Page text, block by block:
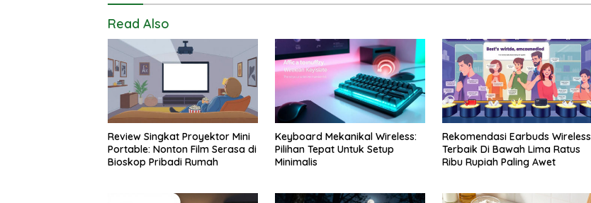
Read Also
Review Singkat Proyektor Mini
Portable: Nonton Film Serasa di
Bioskop Pribadi Rumah
Keyboard Mekanikal Wireless:
Pilihan Tepat Untuk Setup
Minimalis
Rekomendasi Earbuds Wireless
Terbaik Di Bawah Lima Ratus
Ribu Rupiah Paling Awet